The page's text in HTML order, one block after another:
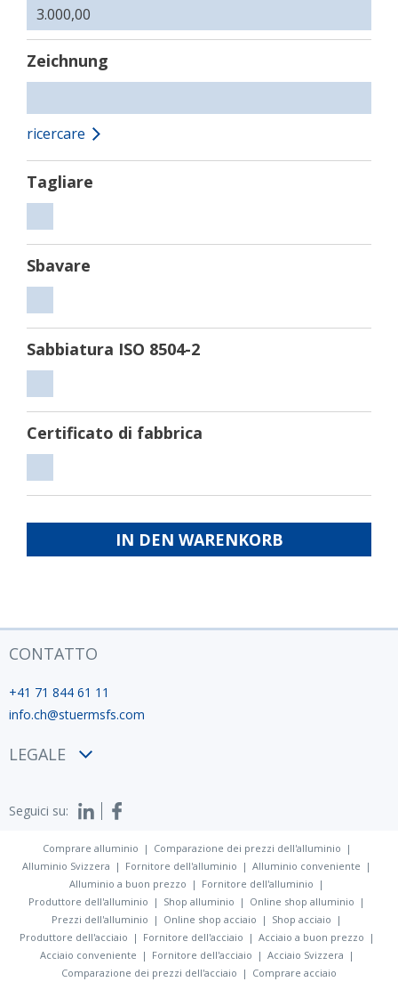
Zeichnung
ricercare
Tagliare
Sbavare
Sabbiatura ISO 8504-2
ISO
8504-
Certificato di fabbrica
di
fabbrica
IN DEN WARENKORB
CONTATTO
+41 71 844 61 11
info.ch@stuermsfs.com
LEGALE
Privacy policy
Seguici su:
Comprare alluminio
Comparazione dei prezzi dell'alluminio
Alluminio Svizzera
Fornitore dell'alluminio
Alluminio conveniente
Alluminio a buon prezzo
Fornitore dell'alluminio
Produttore dell'alluminio
Shop alluminio
Online shop alluminio
Prezzi dell'alluminio
Online shop acciaio
Shop acciaio
Produttore dell'acciaio
Fornitore dell'acciaio
Acciaio a buon prezzo
Acciaio conveniente
Fornitore dell'acciaio
Acciaio Svizzera
Comparazione dei prezzi dell'acciaio
Comprare acciaio